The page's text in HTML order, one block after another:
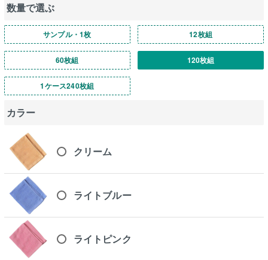
数量で選ぶ
サンプル・1枚 12枚組
60枚組 120枚組
1ケース240枚組
カラー
クリーム
ライトブルー
ライトピンク